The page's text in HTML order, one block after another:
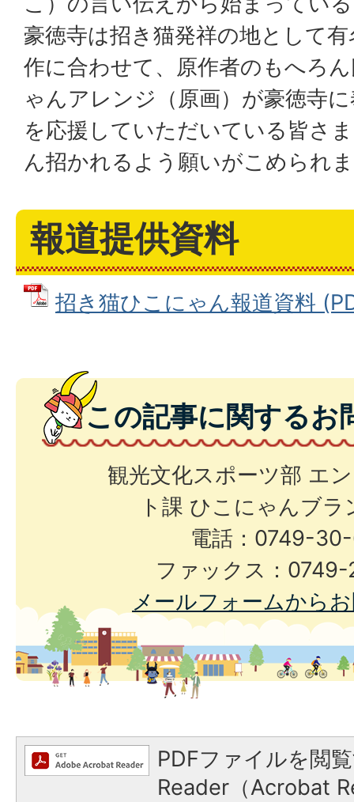
豪徳寺は招き猫発祥の地として
作に合わせて、原作者のもへろ
ゃんアレンジ（原画）が豪徳寺
を応援していただいている皆さ
ん招かれるよう願いがこめられ
報道提供資料
招き猫ひこにゃん報道資料
この記事に関するお
観光文化スポーツ部 エ
ト課 ひこにゃんブラ
電話：0749-
ファックス：
メールフォームから
PDFファイルを閲
Reader（Acrobat